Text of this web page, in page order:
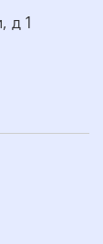
д 1